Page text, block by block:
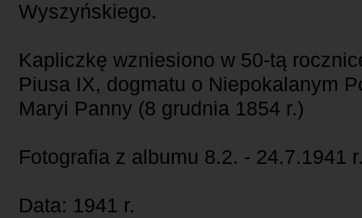
Wyszyńskiego.
Kapliczkę wzniesiono w 50-tą
Piusa IX, dogmatu o Niepokalanym
Maryi Panny (8 grudnia 1854 r.)
Fotografia z albumu 8.2. - 24.7.1941
Data: 1941 r.